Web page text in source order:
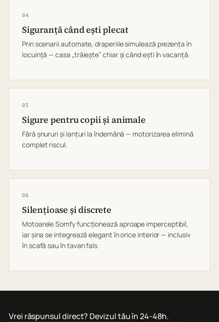
04
Siguranță când ești plecat
Prin scenarii automate, draperiile simulează prezența în
locuință — casa „trăiește” chiar și când ești în vacanță.
05
Sigure pentru copii și animale
Fără șnururi și lanțuri la îndemână — motorizarea elimină
complet riscul.
06
Silențioase și discrete
Motoarele Somfy funcționează aproape imperceptibil,
iar șina se integrează elegant în orice interior — inclusiv
în scafă sau în tavan fals.
Vrei răspunsul direct? Devizul tău în 24-48h.